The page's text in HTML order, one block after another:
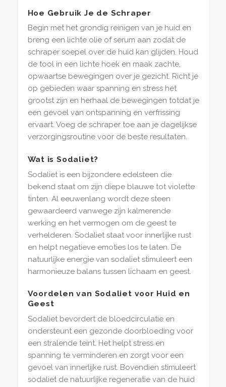
Hoe Gebruik Je de Schraper
Begin met het grondig reinigen van je huid en
breng een lichte olie of serum aan zodat de
schraper soepel over de huid kan glijden. Houd
de tool in een lichte hoek en maak zachte,
opwaartse bewegingen over je gezicht. Richt je
op gebieden waar spanning en stress het
grootst zijn en herhaal de bewegingen totdat je
een gevoel van ontspanning en verfrissing
ervaart. Voeg de schraper toe aan je dagelijkse
verzorgingsroutine voor de beste resultaten.
Wat is Sodaliet?
Sodaliet is een bijzondere edelsteen die
bekend staat om zijn diepe blauwe tot violette
tinten. Al eeuwenlang wordt deze steen
gewaardeerd vanwege zijn kalmerende
werking en het vermogen om de geest te
verhelderen. Sodaliet staat voor innerlijke rust
en helpt negatieve emoties los te laten. De
natuurlijke energie van sodaliet stimuleert een
harmonieuze balans tussen lichaam en geest.
Voordelen van Sodaliet voor Huid en
Geest
Sodaliet bevordert de bloedcirculatie en
ondersteunt een gezonde doorbloeding voor
een stralende teint. Het helpt stress en
spanning te verminderen en zorgt voor een
gevoel van innerlijke rust. Bovendien stimuleert
sodaliet de natuurlijke regeneratie van de huid